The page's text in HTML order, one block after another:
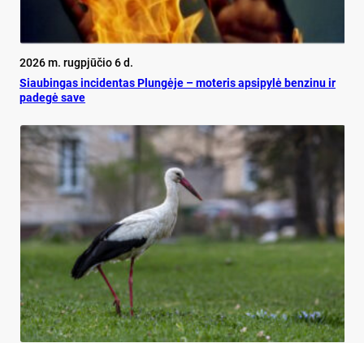
2026 m. rugpjūčio 6 d.
Siau­bin­gas in­ci­den­tas Plun­gė­je – mo­te­ris ap­si­py­lė ben­zi­nu ir
pa­de­gė sa­ve